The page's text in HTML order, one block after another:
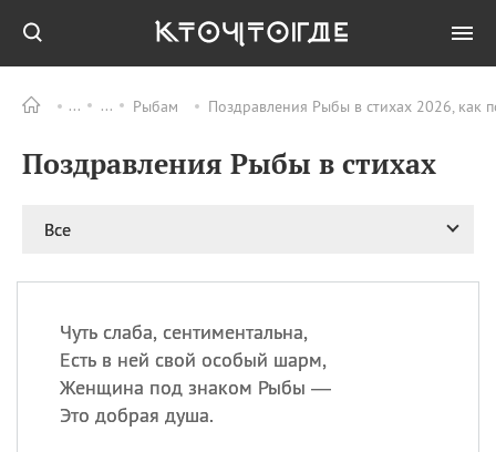
Рыбам Поздравления Рыбы в стихах 2026, как
Поздравления Рыбы в стихах
Все
Чуть слаба, сентиментальна,
Есть в ней свой особый шарм,
Женщина под знаком Рыбы —
Это добрая душа.
ПРАЗДНИКИ Все
09.08 День памяти
11.08 День полета на
воздушном шарике
11.08 День Святой Клары —